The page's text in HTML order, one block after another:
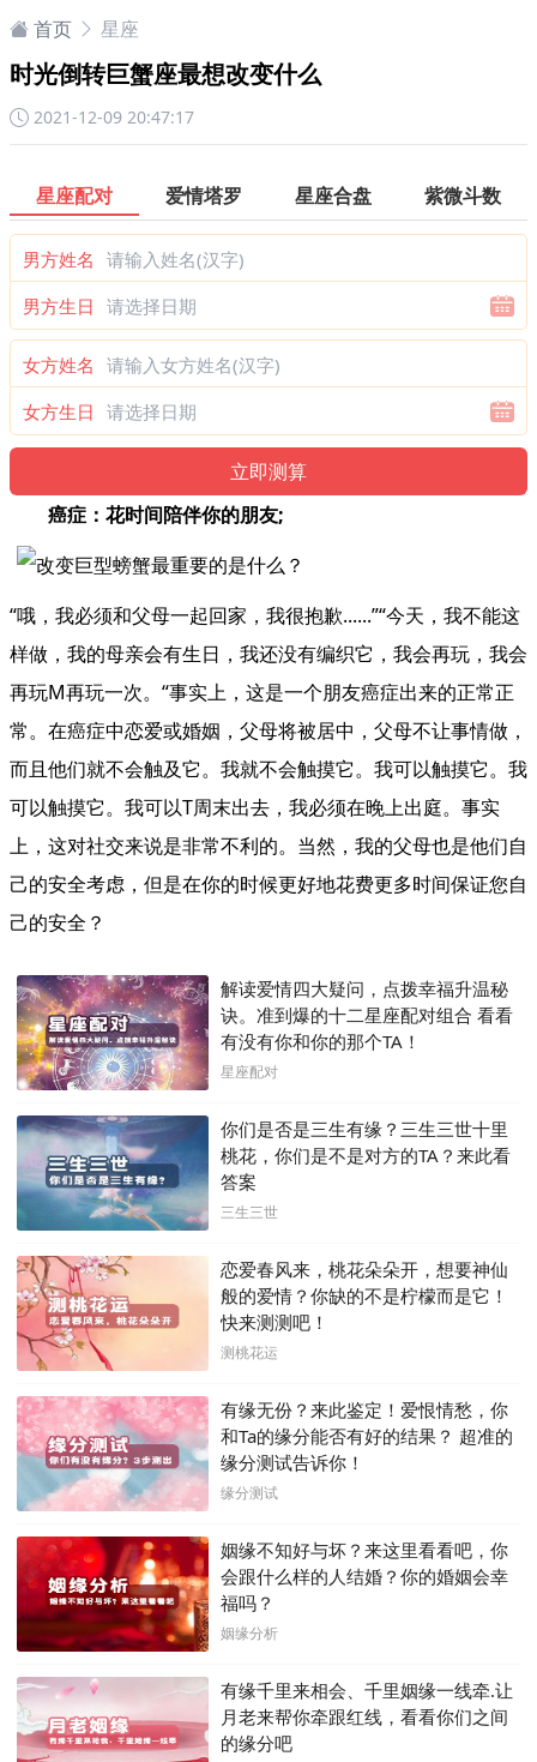
首页 星座
时光倒转巨蟹座最想改变什么
2021-12-09 20:47:17
星座配对 爱情塔罗 星座合盘 紫微斗数
男方姓名
男方生日
女方姓名
女方生日
癌症：花时间陪伴你的朋友;
“哦，我必须和父母一起回家，我很抱歉......”“今天，我不能这
样做，我的母亲会有生日，我还没有编织它，我会再玩，我会
再玩M再玩一次。“事实上，这是一个朋友癌症出来的正常正
常。在癌症中恋爱或婚姻，父母将被居中，父母不让事情做，
而且他们就不会触及它。我就不会触摸它。我可以触摸它。我
可以触摸它。我可以T周末出去，我必须在晚上出庭。事实
上，这对社交来说是非常不利的。当然，我的父母也是他们自
己的安全考虑，但是在你的时候更好地花费更多时间保证您自
己的安全？
解读爱情四大疑问，点拨幸福升温秘
诀。准到爆的十二星座配对组合 看看
有没有你和你的那个TA！
星座配对
你们是否是三生有缘？三生三世十里
桃花，你们是不是对方的TA？来此看
答案
三生三世
恋爱春风来，桃花朵朵开，想要神仙
般的爱情？你缺的不是柠檬而是它！
快来测测吧！
测桃花运
有缘无份？来此鉴定！爱恨情愁，你
和Ta的缘分能否有好的结果？ 超准的
缘分测试告诉你！
缘分测试
姻缘不知好与坏？来这里看看吧，你
会跟什么样的人结婚？你的婚姻会幸
福吗？
姻缘分析
有缘千里来相会、千里姻缘一线牵.让
月老来帮你牵跟红线，看看你们之间
的缘分吧